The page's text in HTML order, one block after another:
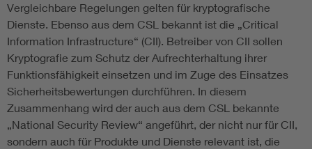
Vergleichbare Regelungen gelten für kryptografische
Dienste. Ebenso aus dem CSL bekannt ist die „Critical
Information Infrastructure“ (CII). Betreiber von CII sollen
Kryptografie zum Schutz der Aufrechterhaltung ihrer
Funktionsfähigkeit einsetzen und im Zuge des Einsatzes
Sicherheitsbewertungen durchführen. In diesem
Zusammenhang wird der auch aus dem CSL bekannte
„National Security Review“ angeführt, der nicht nur für CII,
sondern auch für Produkte und Dienste relevant ist, die